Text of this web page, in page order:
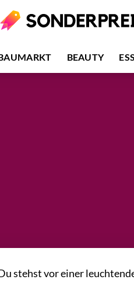
BEAUTY
stehst vor einer